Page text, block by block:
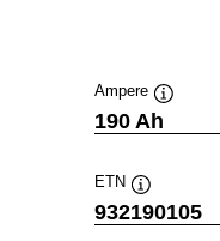
Ampere
190 Ah
ETN
Verktygstips
932190105